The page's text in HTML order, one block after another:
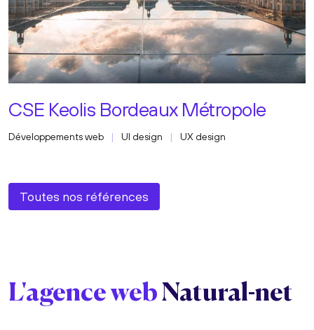
CSE Keolis Bordeaux Métropole
Développements web UI design UX design
Toutes nos références
L'agence webNatural-net